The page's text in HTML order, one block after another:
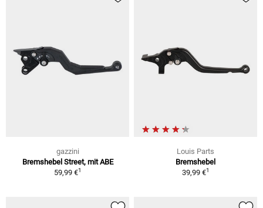
gazzini
Bremshebel Street, mit ABE
59,99 €1
Louis Parts
Bremshebel
39,99 €1